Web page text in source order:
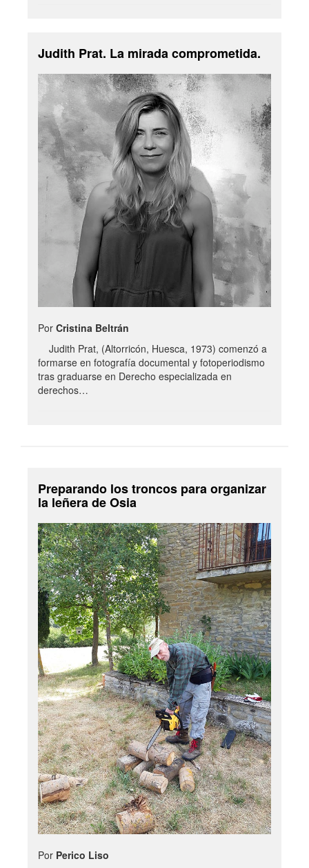
Judith Prat. La mirada comprometida.
Por Cristina Beltrán
Judith Prat, (Altorricón, Huesca, 1973) comenzó a
formarse en fotografía documental y fotoperiodismo
tras graduarse en Derecho especializada en
derechos…
Preparando los troncos para organizar
la leñera de Osia
Por Perico Liso